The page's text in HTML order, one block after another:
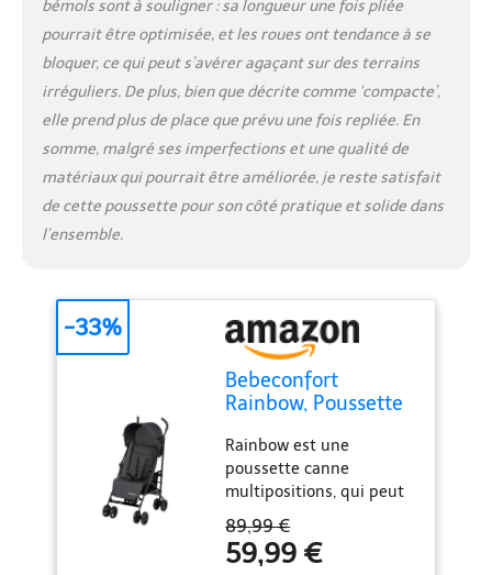
bémols sont à souligner : sa longueur une fois pliée
pourrait être optimisée, et les roues ont tendance à se
bloquer, ce qui peut s’avérer agaçant sur des terrains
irréguliers. De plus, bien que décrite comme ‘compacte’,
elle prend plus de place que prévu une fois repliée. En
somme, malgré ses imperfections et une qualité de
matériaux qui pourrait être améliorée, je reste satisfait
de cette poussette pour son côté pratique et solide dans
l’ensemble.
Bebeconfort
Rainbow, Poussette
Multipositions,
Poussette compacte
et Légère, de 6 mois
à 4 ans, jusqu'à 22
kg, Mineral Graphite
(gris)
Rainbow est une
poussette canne
multipositions, qui peut
être utilisée de 6 mois à
4 ans et demi environ (22
kg) Cette poussette
89,99 €
59,99 €
-33%